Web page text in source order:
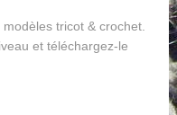
tricot & crochet.
et téléchargez-le